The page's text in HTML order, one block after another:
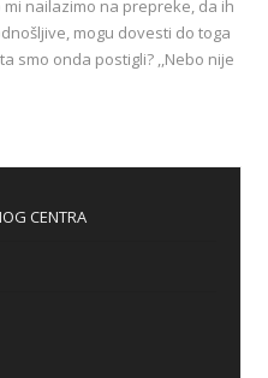
nailazimo na prepreke, da ih
mogu dovesti do toga
smo onda postigli? ,,Nebo nije
CENTRA